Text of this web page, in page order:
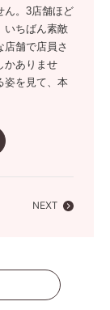
ん。3店舗ほど
いちばん素敵
舗で店員さ
かありませ
姿を見て、本
NEXT